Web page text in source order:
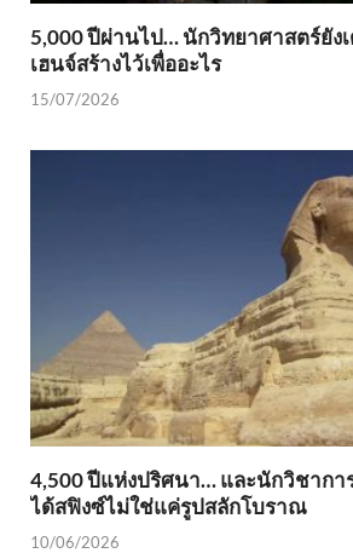
5,000 ปีผ่านไป… นักวิทยาศาสตร์ยัง
เฮนจ์สร้างไว้เพื่ออะไร
15/07/2026
4,500 ปีแห่งปริศนา… และนักวิชากา
ได้สฟิงซ์ไม่ใช่แค่รูปสลักโบราณ
10/06/2026